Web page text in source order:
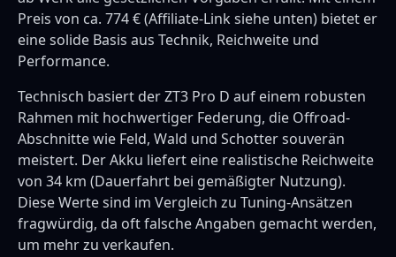
Preis von ca. 774 € (Affiliate-Link siehe unten) bietet er
eine solide Basis aus Technik, Reichweite und
Performance.
Technisch basiert der ZT3 Pro D auf einem robusten
Rahmen mit hochwertiger Federung, die Offroad-
Abschnitte wie Feld, Wald und Schotter souverän
meistert. Der Akku liefert eine realistische Reichweite
von 34 km (Dauerfahrt bei gemäßigter Nutzung).
Diese Werte sind im Vergleich zu Tuning-Ansätzen
fragwürdig, da oft falsche Angaben gemacht werden,
um mehr zu verkaufen.